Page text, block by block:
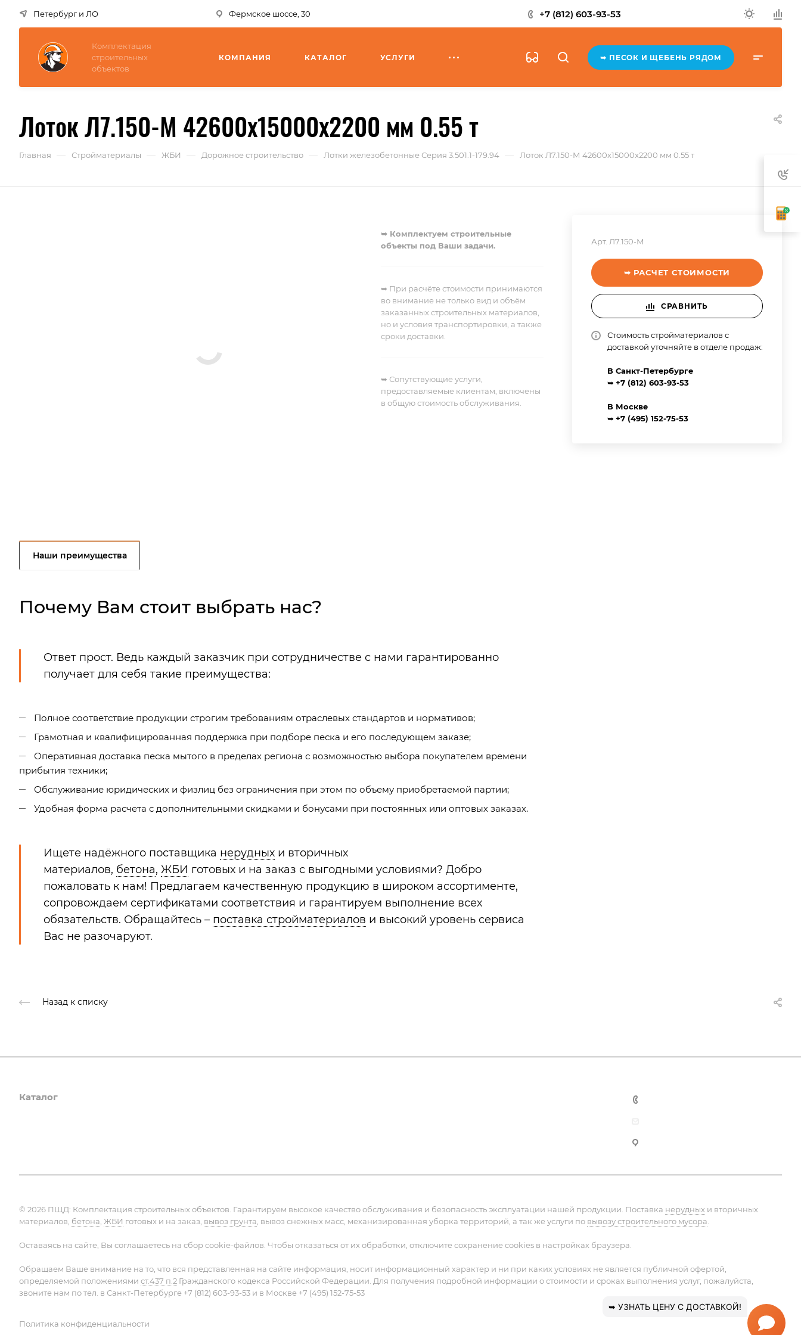
Петербург и ЛО Фермское шоссе, 30 +7 (812) 603-93-53
Комплектация
строительных
объектов
КОМПАНИЯ КАТАЛОГ УСЛУГИ ➥ ПЕСОК И ЩЕБЕНЬ РЯДОМ
Лоток Л7.150-М 42600x15000x2200 мм 0.55 т
Главная — Стройматериалы — ЖБИ — Дорожное строительство — Лотки железобетонные Серия 3.501.1-179.94 — Лоток Л7.150-М 42600x15000x2200 мм 0.55 т
Арт. Л7.150-М
➥ РАСЧЕТ СТОИМОСТИ
СРАВНИТЬ
Стоимость стройматериалов с
доставкой уточняйте в отделе продаж:
В Санкт-Петербурге
➥ +7 (812) 603-93-53
В Москве
➥ +7 (495) 152-75-53
➥ Комплектуем строительные
объекты под Ваши задачи.
➥ При расчёте стоимости принимаются
во внимание не только вид и объём
заказанных строительных материалов,
но и условия транспортировки, а также
сроки доставки.
➥ Сопутствующие услуги,
предоставляемые клиентам, включены
в общую стоимость обслуживания.
Наши преимущества
Почему Вам стоит выбрать нас?
Ответ прост. Ведь каждый заказчик при сотрудничестве с нами гарантированно
получает для себя такие преимущества:
Полное соответствие продукции строгим требованиям отраслевых стандартов и нормативов;
Грамотная и квалифицированная поддержка при подборе песка и его последующем заказе;
Оперативная доставка песка мытого в пределах региона с возможностью выбора покупателем времени
прибытия техники;
Обслуживание юридических и физлиц без ограничения при этом по объему приобретаемой партии;
Удобная форма расчета с дополнительными скидками и бонусами при постоянных или оптовых заказах.
Ищете надёжного поставщика нерудных и вторичных
материалов, бетона, ЖБИ готовых и на заказ с выгодными условиями? Добро
пожаловать к нам! Предлагаем качественную продукцию в широком ассортименте,
сопровождаем сертификатами соответствия и гарантируем выполнение всех
обязательств. Обращайтесь – поставка стройматериалов и высокий уровень сервиса
Вас не разочаруют.
Назад к списку
Каталог
© 2026 ПЩД: Комплектация строительных объектов . Гарантируем высокое качество обслуживания и безопасность эксплуатации нашей продукции. Поставка нерудных и вторичных
материалов, бетона ЖБИ готовых и на заказ, вывоз грунта , вывоз снежных масс, механизированная уборка территорий, а так же услуги по вывозу строительного мусора
Оставаясь на сайте, Вы соглашаетесь на сбор cookie-файлов. Чтобы отказаться от их обработки, отключите сохранение cookies в настройках браузера.
Обращаем Ваше внимание на то, что вся представленная на сайте информация, носит информационный характер и ни при каких условиях не является публичной офертой,
определяемой положениями ст.437 п.2 Гражданского кодекса Российской Федерации. Для получения подробной информации о стоимости и сроках выполнения услуг, пожалуйста,
звоните нам по тел. в Санкт-Петербурге +7 (812) 603-93-53 и в Москве +7 (495) 152-75-53
Политика конфиденциальности